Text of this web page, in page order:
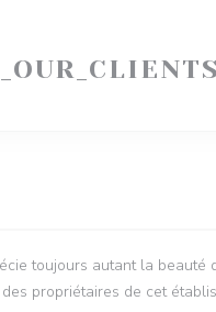
toujours autant la
propriétaires de cet